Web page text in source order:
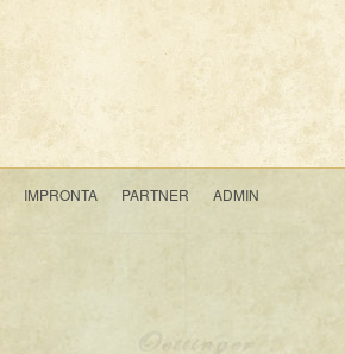
IMPRONTA PARTNER ADMIN